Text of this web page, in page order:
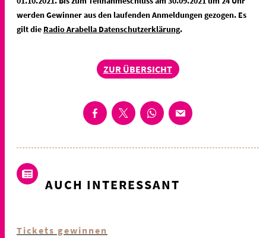
werden Gewinner aus den laufenden Anmeldungen gezogen. Es
gilt die Radio Arabella Datenschutzerklärung.
ZUR ÜBERSICHT
AUCH INTERESSANT
Tickets gewinnen